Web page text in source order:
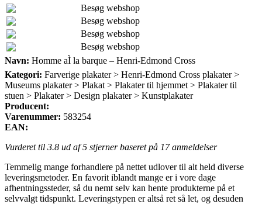
Besøg webshop
Besøg webshop
Besøg webshop
Besøg webshop
Navn: Homme aÌ la barque – Henri-Edmond Cross
Kategori: Farverige plakater > Henri-Edmond Cross plakater >
Museums plakater > Plakat > Plakater til hjemmet > Plakater til
stuen > Plakater > Design plakater > Kunstplakater
Producent:
Varenummer: 583254
EAN:
Vurderet til 3.8 ud af 5 stjerner baseret på 17anmeldelser
Temmelig mange forhandlere på nettet udlover til alt held diverse
leveringsmetoder. En favorit iblandt mange er i vore dage
afhentningssteder, så du nemt selv kan hente produkterne på et
selvvalgt tidspunkt. Leveringstypen er altså ret så let, og desuden